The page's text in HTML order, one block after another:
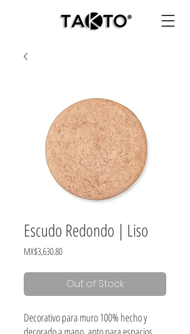
Escudo Redondo | Liso
MX$3,630.80Price
Out of Stock
Decorativo para muro 100% hecho y